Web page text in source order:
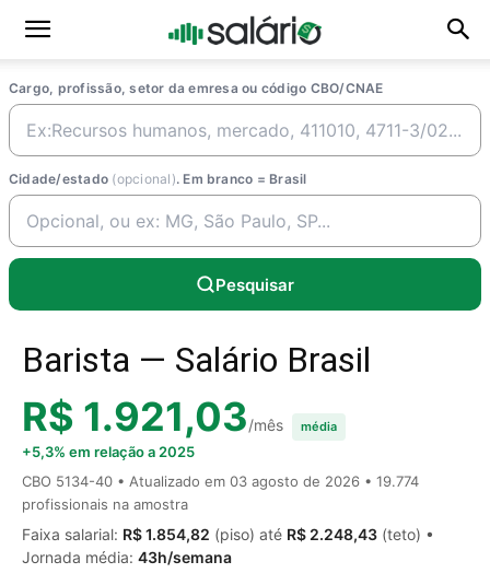
Cargo, profissão, setor da emresa ou código CBO/CNAE
Cidade/estado (opcional). Em branco = Brasil
Pesquisar
Barista — Salário Brasil
R$ 1.921,03/mês média
+5,3% em relação a 2025
CBO 5134-40 • Atualizado em 03 agosto de 2026 • 19.774
profissionais na amostra
Faixa salarial: R$ 1.854,82 (piso) até R$ 2.248,43 (teto) •
Jornada média: 43h/semana